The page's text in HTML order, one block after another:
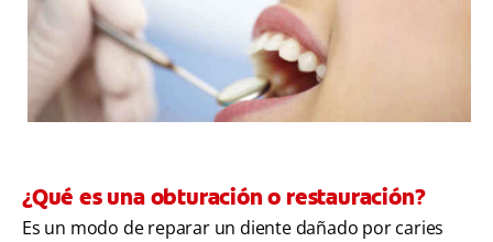
DÓNDE COMPRAR
¿Qué es una obturación o restauración?
Es un modo de reparar un diente dañado por caries